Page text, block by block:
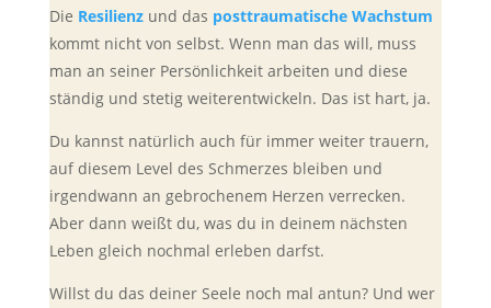
Die Resilienz und das posttraumatische Wachstum
kommt nicht von selbst. Wenn man das will, muss
man an seiner Persönlichkeit arbeiten und diese
ständig und stetig weiterentwickeln. Das ist hart, ja.
Du kannst natürlich auch für immer weiter trauern,
auf diesem Level des Schmerzes bleiben und
irgendwann an gebrochenem Herzen verrecken.
Aber dann weißt du, was du in deinem nächsten
Leben gleich nochmal erleben darfst.
Willst du das deiner Seele noch mal antun? Und wer